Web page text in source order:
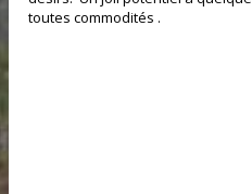
toutes commodités .